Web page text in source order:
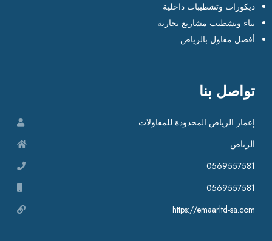
ديكورات وتشطيبات داخلية
بناء وتشطيب مشاريع تجارية
أفضل مقاول بالرياض
تواصل بنا
إعمار الرياض المحدودة للمقاولات
الرياض
0569557581
0569557581
https://emaarltd-sa.com